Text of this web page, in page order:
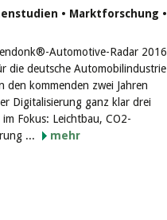
• Marktforschung •
Automotive-Radar 2016
die deutsche Automobilindustrie
den kommenden zwei Jahren
Digitalisierung ganz klar drei
im Fokus: Leichtbau, CO2-
...
mehr